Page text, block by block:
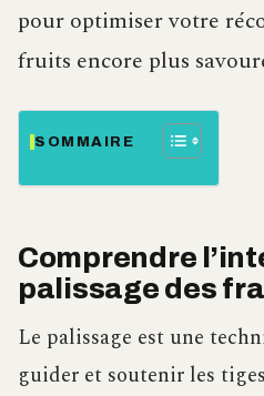
pour optimiser votre
fruits encore plus
SOMMAIRE
Comprendre
palissage des
Le palissage est une
guider et soutenir les